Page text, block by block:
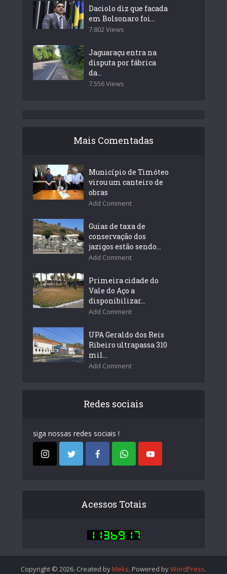
Daciolo diz que facada
em Bolsonaro foi...
7.802 Views
Jaguaraçu entra na
disputa por fábrica
da...
7.556 Views
Mais Comentadas
Município de Timóteo
virou um canteiro de
obras
Add Comment
Guias de taxa de
conservação dos
jazigos estão sendo...
Add Comment
Primeira cidade do
Vale do Aço a
disponibilizar...
Add Comment
UPA Geraldo dos Reis
Ribeiro ultrapassa 310
mil...
Add Comment
Redes sociais
siga nossas redes sociais !
Acessos Totais
Copyright © 2026. Created by Meks. Powered byWordPress.